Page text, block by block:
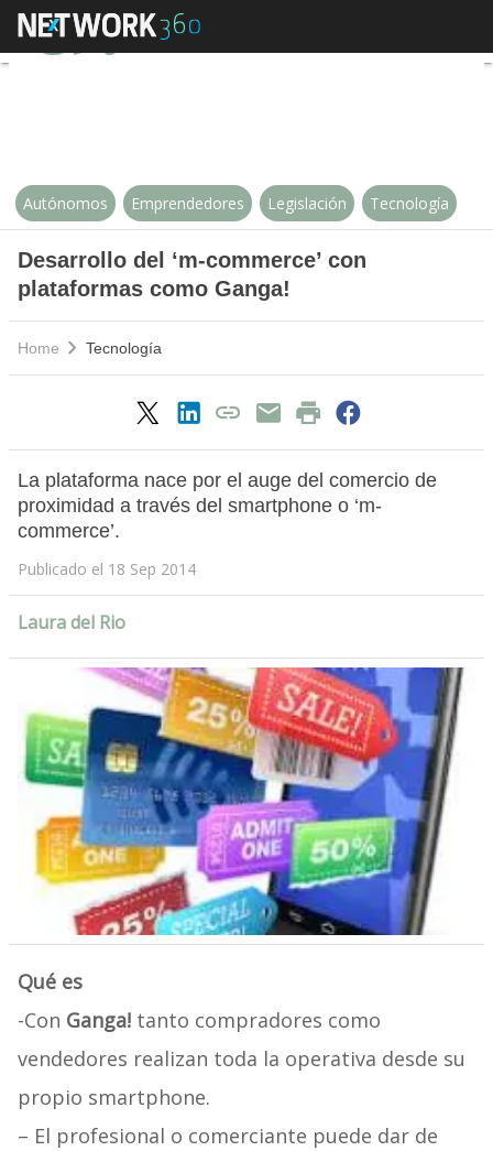
Desarrollo del ‘m-commerce’
Autónomos Emprendedores Legislación Tecnología
Desarrollo del ‘m-commerce’ con
plataformas como Ganga!
Home Tecnología
La plataforma nace por el auge del comercio de
proximidad a través del smartphone o ‘m-
commerce’.
Publicado el 18 Sep 2014
Laura del Rio
Qué es
-Con Ganga!tanto compradores como
vendedores realizan toda la operativa desde su
propio smartphone.
– El profesional o comerciante puede dar de